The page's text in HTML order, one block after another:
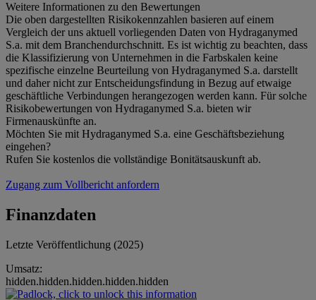
Weitere Informationen zu den Bewertungen
Die oben dargestellten Risikokennzahlen basieren auf einem
Vergleich der uns aktuell vorliegenden Daten von Hydraganymed
S.a. mit dem Branchendurchschnitt. Es ist wichtig zu beachten, dass
die Klassifizierung von Unternehmen in die Farbskalen keine
spezifische einzelne Beurteilung von Hydraganymed S.a. darstellt
und daher nicht zur Entscheidungsfindung in Bezug auf etwaige
geschäftliche Verbindungen herangezogen werden kann. Für solche
Risikobewertungen von Hydraganymed S.a. bieten wir
Firmenauskünfte an.
Möchten Sie mit Hydraganymed S.a. eine Geschäftsbeziehung
eingehen?
Rufen Sie kostenlos die vollständige Bonitätsauskunft ab.
Zugang zum Vollbericht anfordern
Finanzdaten
Letzte Veröffentlichung (2025)
Umsatz:
hidden.hidden.hidden.hidden.hidden